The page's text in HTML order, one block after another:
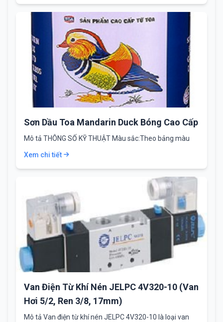
Sơn Dầu Toa Mandarin Duck Bóng Cao Cấp
Mô tả THÔNG SỐ KỸ THUẬT Màu sắc:Theo bảng màu
Xem chi tiết
Van Điện Từ Khí Nén JELPC 4V320-10 (Van
Hơi 5/2, Ren 3/8, 17mm)
Mô tả Van điện từ khí nén JELPC 4V320-10 là loại van